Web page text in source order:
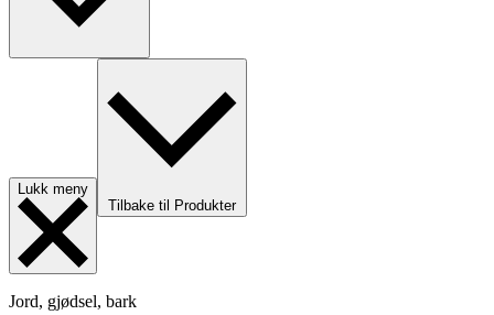
Lukk meny
Tilbake til Produkter
Jord, gjødsel, bark